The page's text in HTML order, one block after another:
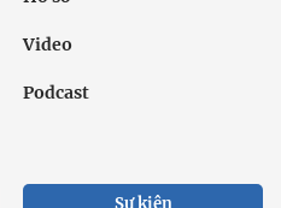
Video
Podcast
Sự kiện